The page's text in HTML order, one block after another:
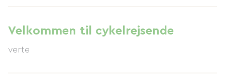
Velkommen til cykelrejsende
verte